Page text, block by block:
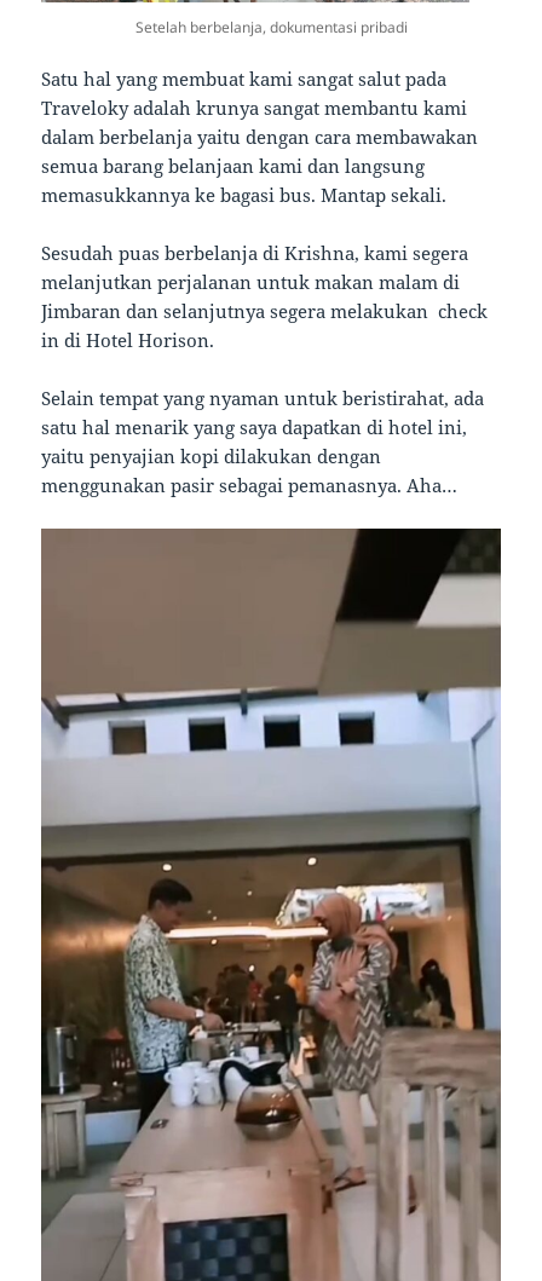
Setelah berbelanja, dokumentasi pribadi
Satu hal yang membuat kami sangat salut pada
Traveloky adalah krunya sangat membantu kami
dalam berbelanja yaitu dengan cara membawakan
semua barang belanjaan kami dan langsung
memasukkannya ke bagasi bus. Mantap sekali.
Sesudah puas berbelanja di Krishna, kami segera
melanjutkan perjalanan untuk makan malam di
Jimbaran dan selanjutnya segera melakukan check
in di Hotel Horison.
Selain tempat yang nyaman untuk beristirahat, ada
satu hal menarik yang saya dapatkan di hotel ini,
yaitu penyajian kopi dilakukan dengan
menggunakan pasir sebagai pemanasnya. Aha…